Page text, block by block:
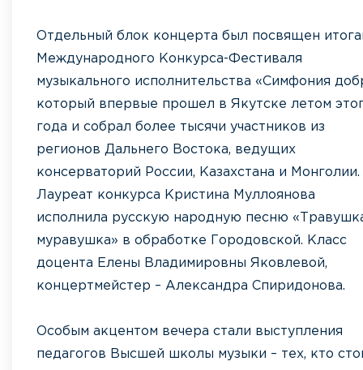
Отдельный блок концерта был посвящен
Международного Конкурса-Фестиваля
музыкального исполнительства «Симфония
который впервые прошел в Якутске летом
года и собрал более тысячи участников из
регионов Дальнего Востока, ведущих
консерваторий России, Казахстана и Монголии.
Лауреат конкурса Кристина Муллоянова
исполнила русскую народную песню
муравушка» в обработке Городовской. Класс
доцента Елены Владимировны Яковлевой,
концертмейстер – Александра Спиридонова.
Особым акцентом вечера стали выступления
педагогов Высшей школы музыки – тех, кто